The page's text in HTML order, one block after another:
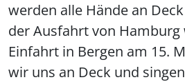
werden alle Hände an
der Ausfahrt von Hamburg
Einfahrt in Bergen am 15.
wir uns an Deck und